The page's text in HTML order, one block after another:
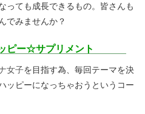
っても成長できるもの。皆さんも
でみませんか？
ピー☆サプリメント
女子を目指す為、毎回テーマを決
ッピーになっちゃおうというコー